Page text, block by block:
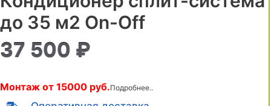
до 35 м2 On-Off
37 500 ₽
Монтаж от 15000 руб.Подробнее..